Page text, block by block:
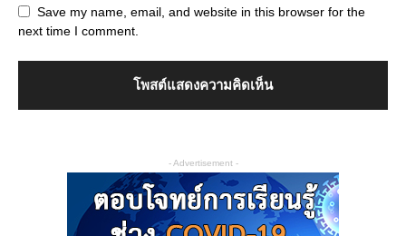
Save my name, email, and website in this browser for the
next time I comment.
- Advertisement -